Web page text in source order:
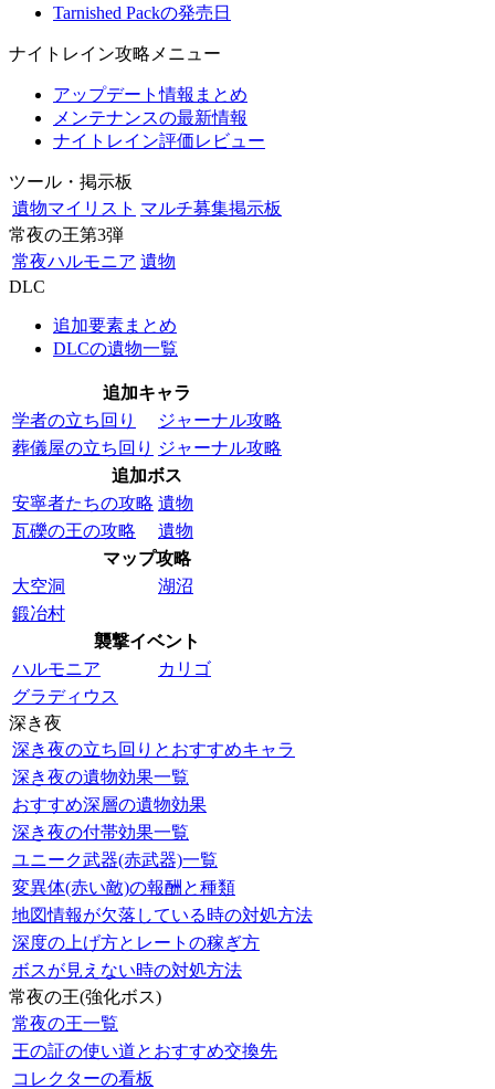
Tarnished Packの発売日
ナイトレイン攻略メニュー
アップデート情報まとめ
メンテナンスの最新情報
ナイトレイン評価レビュー
ツール・掲示板
遺物マイリスト マルチ募集掲示板
常夜の王第3弾
常夜ハルモニア 遺物
DLC
追加要素まとめ
DLCの遺物一覧
追加キャラ
学者の立ち回り
ジャーナル攻略
葬儀屋の立ち回り ジャーナル攻略
追加ボス
安寧者たちの攻略 遺物
瓦礫の王の攻略
遺物
マップ攻略
大空洞
湖沼
鍛冶村
襲撃イベント
ハルモニア
カリゴ
グラディウス
深き夜
深き夜の立ち回りとおすすめキャラ
深き夜の遺物効果一覧
おすすめ深層の遺物効果
深き夜の付帯効果一覧
ユニーク武器(赤武器)一覧
変異体(赤い敵)の報酬と種類
地図情報が欠落している時の対処方法
深度の上げ方とレートの稼ぎ方
ボスが見えない時の対処方法
常夜の王(強化ボス)
常夜の王一覧
王の証の使い道とおすすめ交換先
コレクターの看板